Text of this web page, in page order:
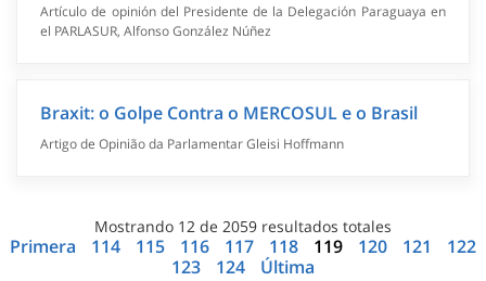
Artículo de opinión del Presidente de la Delegación Paraguaya en
el PARLASUR, Alfonso González Núñez
Braxit: o Golpe Contra o MERCOSUL e o Brasil
Artigo de Opinião da Parlamentar Gleisi Hoffmann
Mostrando 12 de 2059 resultados totales
Primera 114 115 116 117 118 119 120 121
122
123
124 Última